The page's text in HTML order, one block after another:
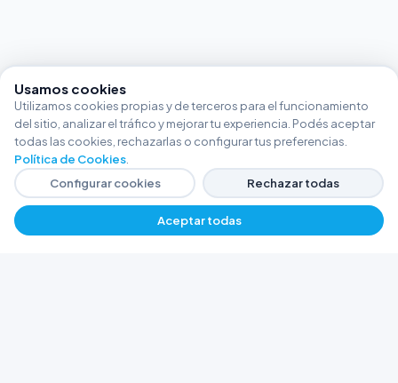
Usamos cookies
Utilizamos cookies propias y de terceros para el funcionamiento
del sitio, analizar el tráfico y mejorar tu experiencia. Podés aceptar
todas las cookies, rechazarlas o configurar tus preferencias.
Política de Cookies
Configurar cookies
Rechazar todas
Aceptar todas